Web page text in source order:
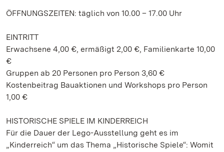
ÖFFNUNGSZEITEN: täglich von 10.00 – 17.00 Uhr
EINTRITT
Erwachsene 4,00 €, ermäßigt 2,00 €, Familienkarte 10,00
€
Gruppen ab 20 Personen pro Person 3,60 €
Kostenbeitrag Bauaktionen und Workshops pro Person
1,00 €
HISTORISCHE SPIELE IM KINDERREICH
Für die Dauer der Lego-Ausstellung geht es im
„Kinderreich“ um das Thema „Historische Spiele“: Womit